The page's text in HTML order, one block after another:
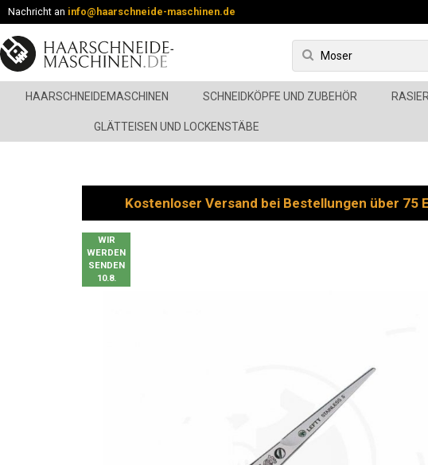
Nachricht an info@haarschneide-maschinen.de
HAARSCHNEIDEMASCHINEN SCHNEIDKÖPFE UND ZUBEHÖR
GLÄTTEISEN UND LOCKENSTÄBE
Kostenloser Versand bei Bestellungen über 75
WIR
WERDEN
SENDEN
10.8.